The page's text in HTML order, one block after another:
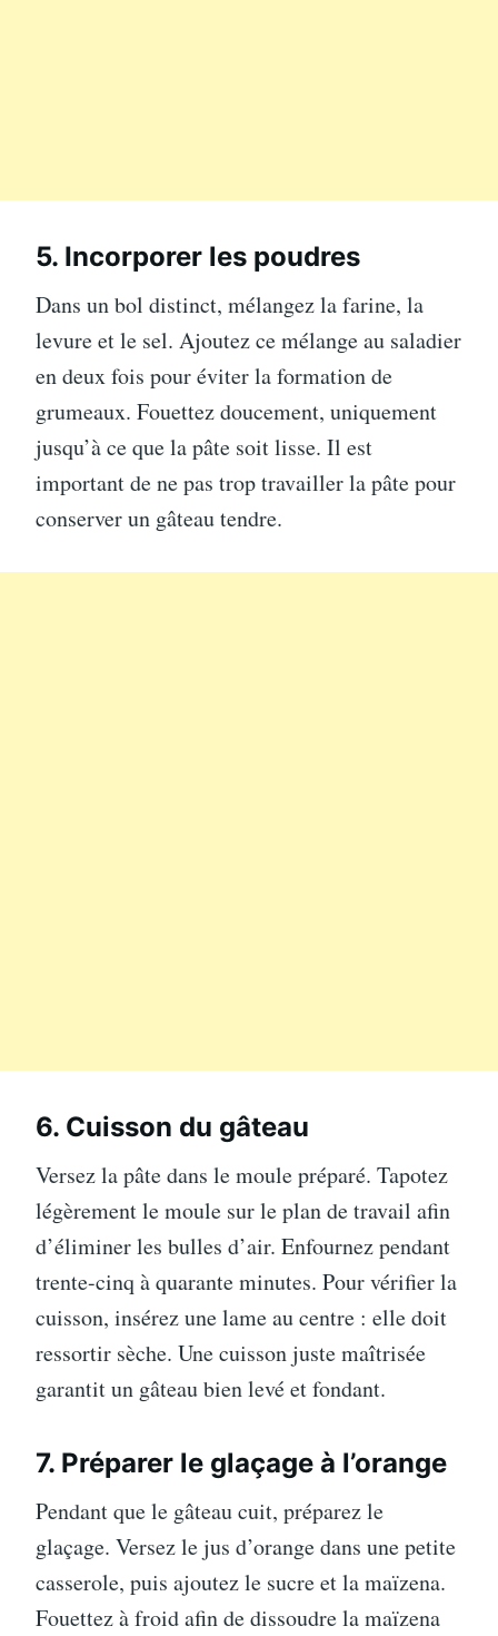
5. Incorporer les poudres
Dans un bol distinct, mélangez la farine, la
levure et le sel. Ajoutez ce mélange au saladier
en deux fois pour éviter la formation de
grumeaux. Fouettez doucement, uniquement
jusqu’à ce que la pâte soit lisse. Il est
important de ne pas trop travailler la pâte pour
conserver un gâteau tendre.
6. Cuisson du gâteau
Versez la pâte dans le moule préparé. Tapotez
légèrement le moule sur le plan de travail afin
d’éliminer les bulles d’air. Enfournez pendant
trente-cinq à quarante minutes. Pour vérifier la
cuisson, insérez une lame au centre : elle doit
ressortir sèche. Une cuisson juste maîtrisée
garantit un gâteau bien levé et fondant.
7. Préparer le glaçage à l’orange
Pendant que le gâteau cuit, préparez le
glaçage. Versez le jus d’orange dans une petite
casserole, puis ajoutez le sucre et la maïzena.
Fouettez à froid afin de dissoudre la maïzena